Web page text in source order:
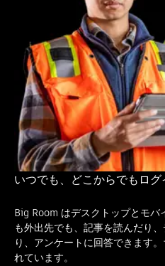
いつでも、どこからでもログ
Big Room はデスクトップとモ
も外出先でも、記事を読んだり
り、アンケートに回答できます
れています。